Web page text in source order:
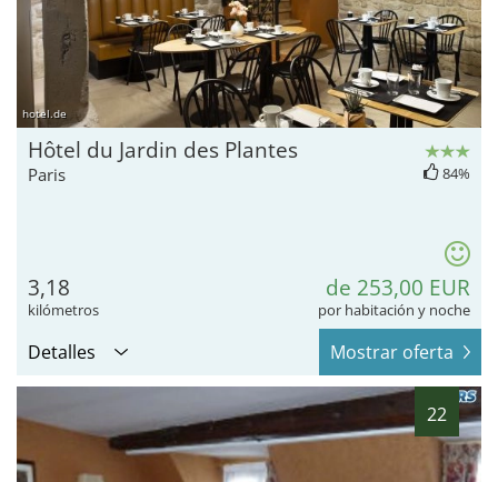
hotel.de
Hôtel du Jardin des Plantes
Paris 84%
3,18
kilómetros
de 253,00 EUR
por habitación y noche
Detalles Mostrar oferta
22